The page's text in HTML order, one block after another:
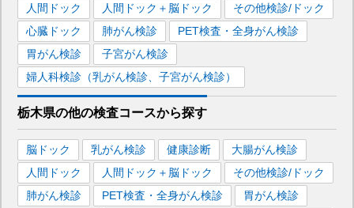
人間ドック
人間ドック＋脳ドック
その他検診/ドック
心臓ドック
肺がん検診
PET検査・全身がん検診
胃がん検診
子宮がん検診
婦人科検診（乳がん検診、子宮がん検診）
栃木県の他の検査コースから探す
脳ドック 乳がん検診 健康診断
大腸がん検診
人間ドック
人間ドック＋脳ドック
その他検診/ドック
肺がん検診
PET検査・全身がん検診
胃がん検診